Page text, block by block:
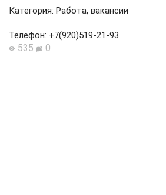
Категория: Работа, вакансии
Телефон: +7(920)519-21-93
535 0